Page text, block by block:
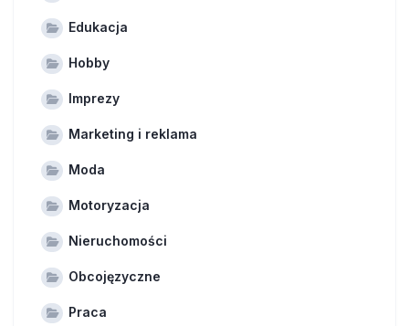
Edukacja
Hobby
Imprezy
Marketing i reklama
Moda
Motoryzacja
Nieruchomości
Obcojęzyczne
Praca